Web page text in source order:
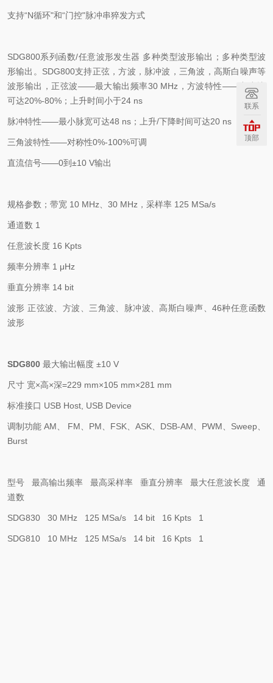
支持“N循环"和“门控"脉冲串猝发方式
SDG800系列函数/任意波形发生器 多种类型波形输出；多种类型波
形输出。 SDG800支持正弦，方波，脉冲波，三角波，高斯白噪声等
波形输出，正弦波——最大输出频率30 MHz ，方波特性——占空比
可达20%-80% ；上升时间小于24 ns
脉冲特性——最小脉宽可达48 ns ；上升/下降时间可达20 ns
三角波特性——对称性0%-100%可调
直流信号——0到±10 V输出
规格参数；带宽 10 MHz 30 MHz ，采样率 125 MSa/s
通道数 1
任意波长度 16 Kpts
频率分辨率 1 μHz
垂直分辨率 14 bit
波形 正弦波、方波、三角波、脉冲波、高斯白噪声、 46种任意函数
波形
SDG800 最大输出幅度 ±10 V
尺寸 宽×高×深=229 mm×105 mm×281 mm
标准接口 USB Host, USB Device
调制功能 AM FM PM FSK ASK DSB-AM PWM Sweep
Burst
型号 最高输出频率 最高采样率 垂直分辨率 最大任意波长度
通
道数
SDG830 30 MHz 125 MSa/s 14 bit 16 Kpts 1
SDG810 10 MHz 125 MSa/s 14 bit 16 Kpts 1
联系
顶部